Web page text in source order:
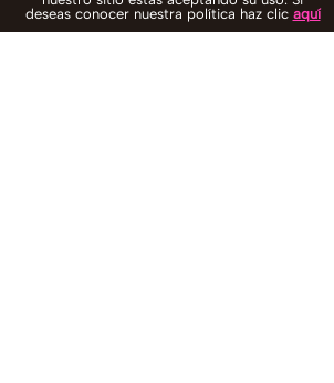
deseas conocer nuestra política haz clic aquí